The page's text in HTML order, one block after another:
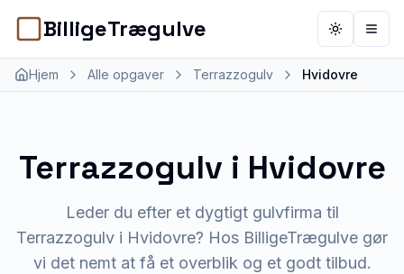
BilligeTrægulve ToggleÅbn
Hjem Alle opgaver Terrazzogulv Hvidovre
Terrazzogulv i Hvidovre
Leder du efter et dygtigt gulvfirma til
Terrazzogulv i Hvidovre? Hos BilligeTrægulve gør
vi det nemt at få et overblik og et godt tilbud.